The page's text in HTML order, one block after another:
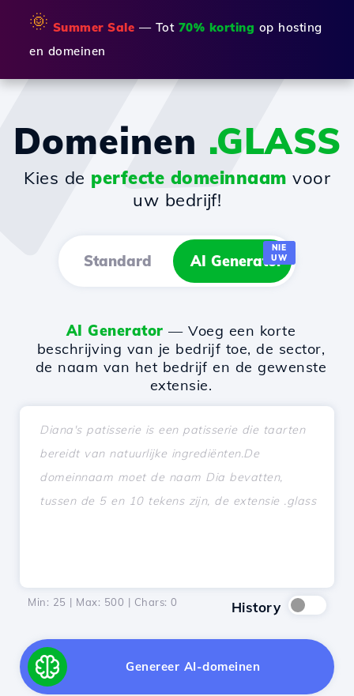
🌞 Summer Sale — Tot 70% korting op hosting
en domeinen
Domeinen .GLASS
Kies de perfecte domeinnaam voor
uw bedrijf!
Standard AI Generator
NIE
UW
AI Generator — Voeg een korte
beschrijving van je bedrijf toe, de sector,
de naam van het bedrijf en de gewenste
extensie.
Min: 25 | Max: 500 | Chars: 0 History
Genereer AI-domeinen